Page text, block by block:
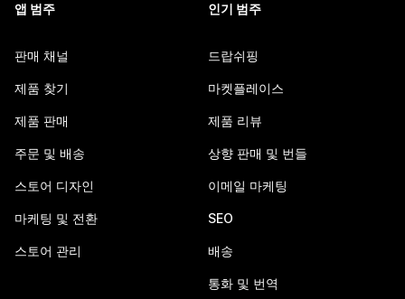
앱 범주
판매 채널
제품 찾기
제품 판매
주문 및 배송
스토어 디자인
마케팅 및 전환
스토어 관리
인기 범주
드랍쉬핑
마켓플레이스
제품 리뷰
상향 판매 및 번들
이메일 마케팅
SEO
배송
통화 및 번역